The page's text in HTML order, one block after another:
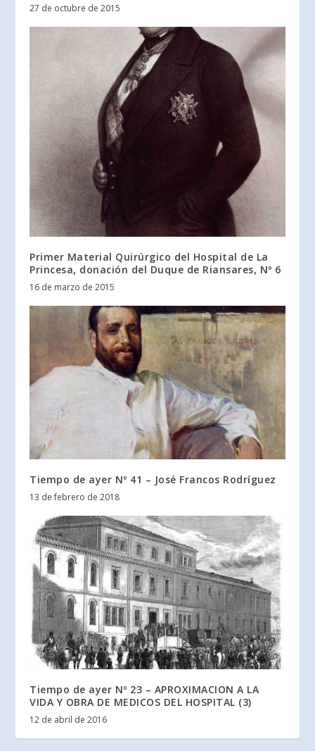
27 de octubre de 2015
Primer Material Quirúrgico del Hospital de La
Princesa, donación del Duque de Riansares, Nº 6
16 de marzo de 2015
Tiempo de ayer Nº 41 – José Francos Rodríguez
13 de febrero de 2018
Tiempo de ayer Nº 23 – APROXIMACION A LA
VIDA Y OBRA DE MEDICOS DEL HOSPITAL (3)
12 de abril de 2016